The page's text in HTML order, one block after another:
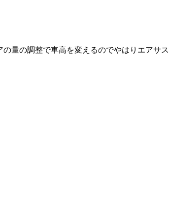
量の調整で車高を変えるのでやはりエアサス